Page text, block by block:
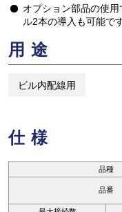
オプション部品の使
ル2本の導入も可能で
用途
ビル内配線用
仕様
品種
品番